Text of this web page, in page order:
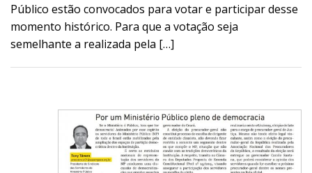
Público estão convocados para votar e participar desse
momento histórico. Para que a votação seja
semelhante a realizada pela […]